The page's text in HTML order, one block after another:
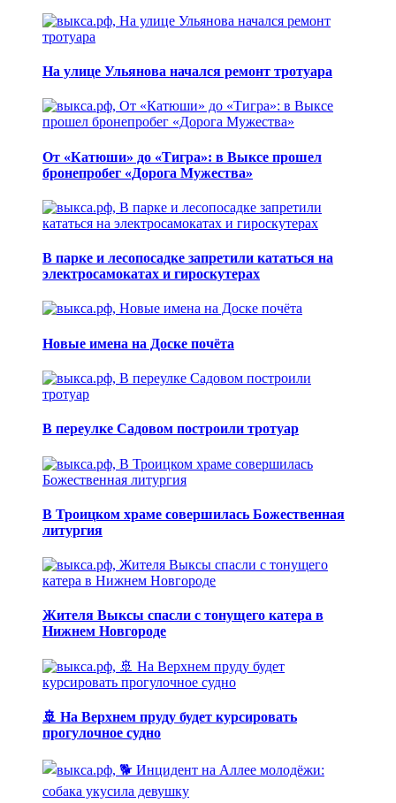
На улице Ульянова начался ремонт тротуара
От «Катюши» до «Тигра»: в Выксе прошел
бронепробег «Дорога Мужества»
В парке и лесопосадке запретили кататься на
электросамокатах и гироскутерах
Новые имена на Доске почёта
В переулке Садовом построили тротуар
В Троицком храме совершилась Божественная
литургия
Жителя Выксы спасли с тонущего катера в
Нижнем Новгороде
🚢 На Верхнем пруду будет курсировать
прогулочное судно